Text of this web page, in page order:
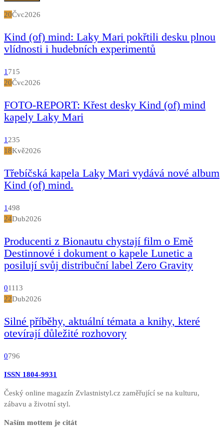
20Čvc2026
Kind (of) mind: Laky Mari pokřtili desku plnou
vlídnosti i hudebních experimentů
1 715
20Čvc2026
FOTO-REPORT: Křest desky Kind (of) mind
kapely Laky Mari
1 235
18Kvě2026
Třebíčská kapela Laky Mari vydává nové album
Kind (of) mind.
1498
24Dub2026
Producenti z Bionautu chystají film o Emě
Destinnové i dokument o kapele Lunetic a
posilují svůj distribuční label Zero Gravity
01113
22Dub2026
Silné příběhy, aktuální témata a knihy, které
otevírají důležité rozhovory
0796
ISSN 1804-9931
Český online magazín Zvlastnistyl.cz zaměřující se na kulturu,
zábavu a životní styl.
Naším mottem je citát